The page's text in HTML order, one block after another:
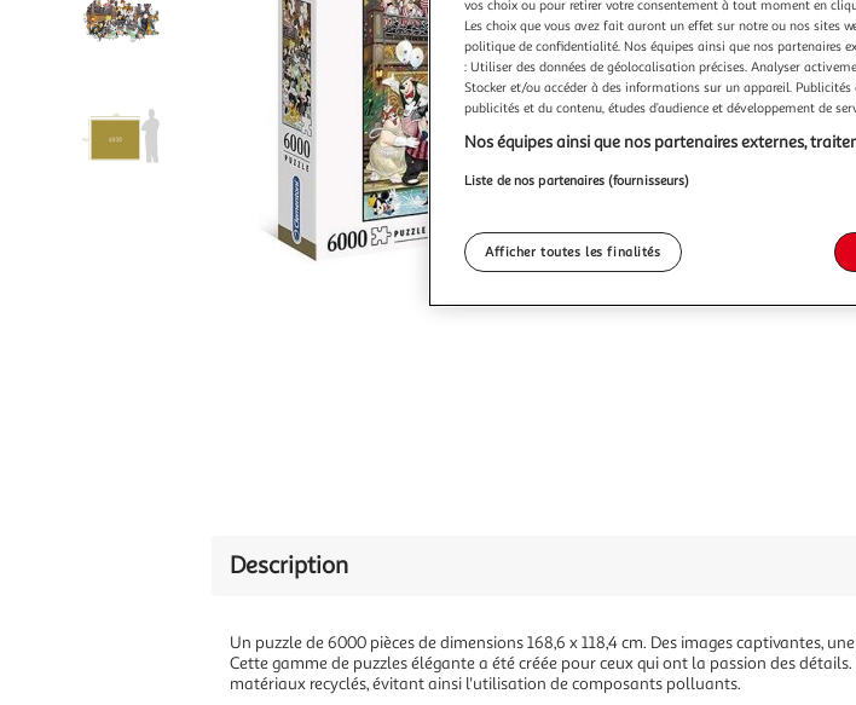
Description
Un puzzle de 6000 pièces de dimensions 168,6 x 118,4 cm. Des images captivantes,
Cette gamme de puzzles élégante a été créée pour ceux qui ont la passion des
matériaux recyclés, évitant ainsi l'utilisation de composants polluants.
vos choix ou pour retirer votre consentement à tout moment en
Les choix que vous avez fait auront un effet sur notre ou nos sites
politique de confidentialité. Nos équipes ainsi que nos partenaires
: Utiliser des données de géolocalisation précises. Analyser
Stocker et/ou accéder à des informations sur un appareil.
publicités et du contenu, études d’audience et développement de
Nos équipes ainsi que nos partenaires externes,
Liste de nos partenaires (fournisseurs)
Afficher toutes les finalités